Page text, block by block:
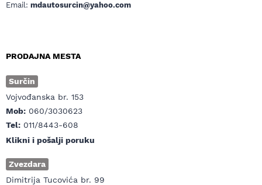
Email: mdautosurcin@yahoo.com
PRODAJNA MESTA
Surčin
Vojvođanska br. 153
Mob: 060/3030623
Tel: 011/8443-608
Klikni i pošalji poruku
Zvezdara
Dimitrija Tucovića br. 99